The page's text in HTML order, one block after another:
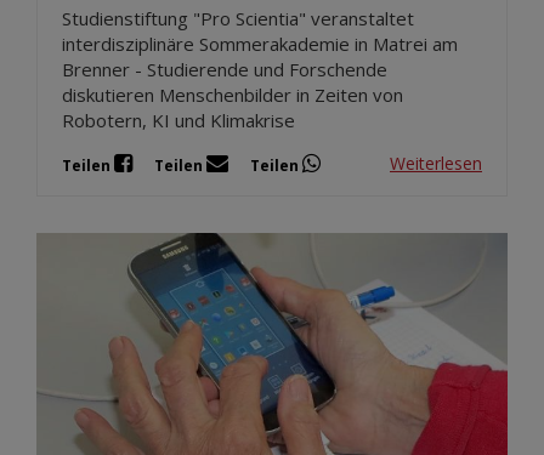
Studienstiftung "Pro Scientia" veranstaltet
interdisziplinäre Sommerakademie in Matrei am
Brenner - Studierende und Forschende
diskutieren Menschenbilder in Zeiten von
Robotern, KI und Klimakrise
Teilen Teilen Teilen Weiterlesen